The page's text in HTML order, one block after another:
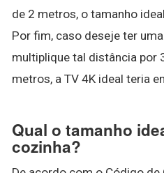
de 2 metros, o tamanho
Por fim, caso deseje ter
multiplique tal distância por
metros, a TV 4K ideal teria
Qual o tamanho
cozinha?